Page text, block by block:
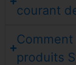
courant
produits